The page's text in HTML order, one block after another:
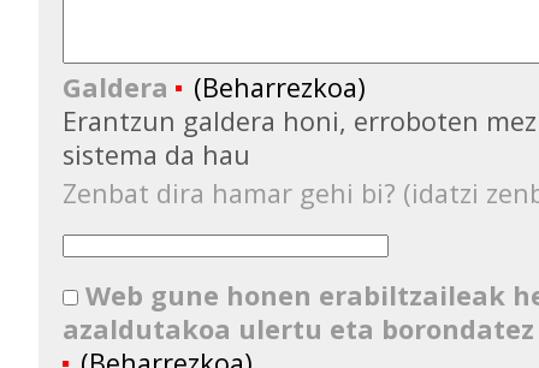
Galdera
(Beharrezkoa)
Erantzun galdera honi, erroboten
sistema da hau
Zenbat dira hamar gehi bi? (idatzi
Web gune honen erabiltzaileak
azaldutakoa ulertu eta